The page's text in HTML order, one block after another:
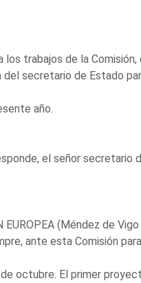
los trabajos de la
secretario de Estado
año.
el señor secretario
EUROPEA (Méndez de
ante esta Comisión
octubre. El primer